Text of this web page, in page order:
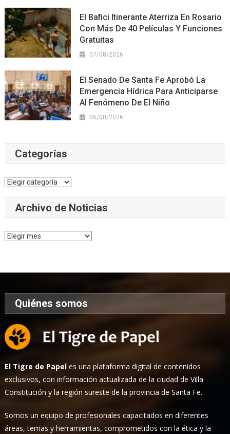
El Bafici Itinerante Aterriza En Rosario
Con Más De 40 Películas Y Funciones
Gratuitas
07/08/2026
El Senado De Santa Fe Aprobó La
Emergencia Hídrica Para Anticiparse
Al Fenómeno De El Niño
06/08/2026
Categorías
Categorías
Archivo de Noticias
Archivo
Quiénes somos
El Tigre de Papel es una plataforma digital de contenidos
exclusivos, con información actualizada de la ciudad de Villa
Constitución y la región sureste de la provincia de Santa Fe.
Somos un equipo de profesionales capacitados en diferentes
áreas, temas y herramientas, comprometidos con la ética y la